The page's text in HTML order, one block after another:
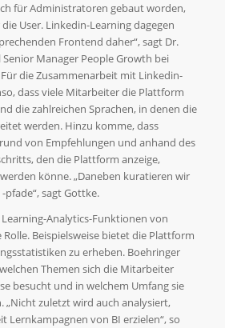
für Administratoren gebaut worden,
User. Linkedin-Learning dagegen
Frontend daher“, sagt Dr.
Manager People Growth bei
die Zusammenarbeit mit Linkedin-
dass viele Mitarbeiter die Plattform
die zahlreichen Sprachen, in denen die
werden. Hinzu komme, dass
von Empfehlungen und anhand des
den die Plattform anzeige,
könne. „Daneben kuratieren wir
sagt Gottke.
Analytics-Funktionen von
Beispielsweise bietet die Plattform
zu erheben. Boehringer
Themen sich die Mitarbeiter
besucht und in welchem Umfang sie
„Nicht zuletzt wird auch analysiert,
Lernkampagnen von BI erzielen“, so